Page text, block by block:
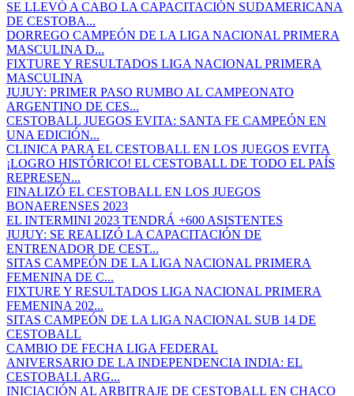
SE LLEVÓ A CABO LA CAPACITACIÓN SUDAMERICANA
DE CESTOBA...
DORREGO CAMPEÓN DE LA LIGA NACIONAL PRIMERA
MASCULINA D...
FIXTURE Y RESULTADOS LIGA NACIONAL PRIMERA
MASCULINA
JUJUY: PRIMER PASO RUMBO AL CAMPEONATO
ARGENTINO DE CES...
CESTOBALL JUEGOS EVITA: SANTA FE CAMPEÓN EN
UNA EDICIÓN...
CLINICA PARA EL CESTOBALL EN LOS JUEGOS EVITA
¡LOGRO HISTÓRICO! EL CESTOBALL DE TODO EL PAÍS
REPRESEN...
FINALIZÓ EL CESTOBALL EN LOS JUEGOS
BONAERENSES 2023
EL INTERMINI 2023 TENDRÁ +600 ASISTENTES
JUJUY: SE REALIZÓ LA CAPACITACIÓN DE
ENTRENADOR DE CEST...
SITAS CAMPEÓN DE LA LIGA NACIONAL PRIMERA
FEMENINA DE C...
FIXTURE Y RESULTADOS LIGA NACIONAL PRIMERA
FEMENINA 202...
SITAS CAMPEÓN DE LA LIGA NACIONAL SUB 14 DE
CESTOBALL
CAMBIO DE FECHA LIGA FEDERAL
ANIVERSARIO DE LA INDEPENDENCIA INDIA: EL
CESTOBALL ARG...
INICIACIÓN AL ARBITRAJE DE CESTOBALL EN CHACO